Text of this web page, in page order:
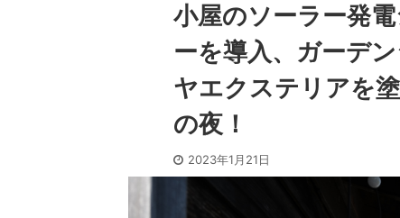
小屋のソーラー発
ーを導入、ガーデ
ヤエクステリアを
の夜！
2023年1月21日